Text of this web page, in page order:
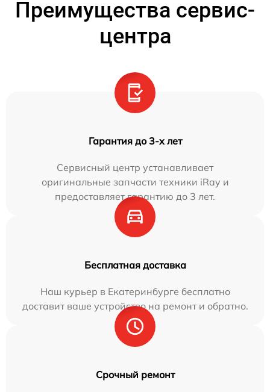
Преимущества сервис-
центра
Гарантия до 3-х лет
Сервисный центр устанавливает
оригинальные запчасти техники iRay и
предоставляет гарантию до 3 лет.
Бесплатная доставка
Наш курьер в Екатеринбурге бесплатно
доставит ваше устройство на ремонт и обратно.
Срочный ремонт